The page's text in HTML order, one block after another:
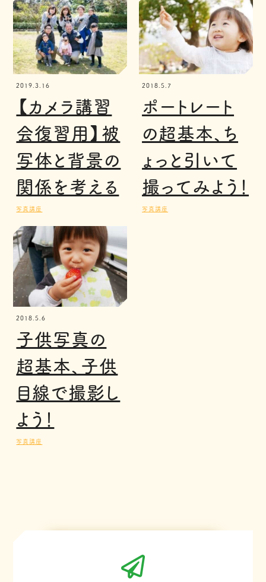
2019.3.16
【カメラ講習
会復習用】被
写体と背景の
関係を考える
写真講座
2018.5.7
ポートレート
の超基本、ち
ょっと引いて
撮ってみよう！
写真講座
2018.5.6
子供写真の
超基本、子供
目線で撮影し
よう！
写真講座